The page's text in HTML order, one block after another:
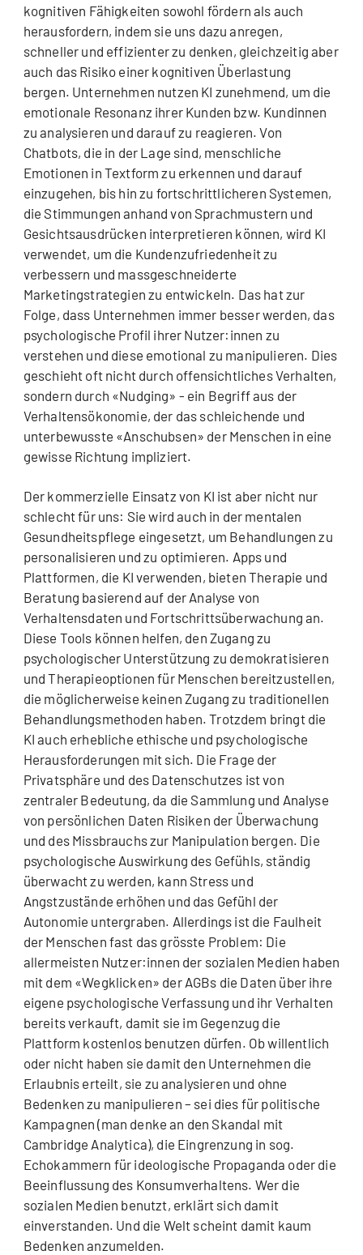
kognitiven Fähigkeiten sowohl fördern als auch
herausfordern, indem sie uns dazu anregen,
schneller und effizienter zu denken, gleichzeitig aber
auch das Risiko einer kognitiven Überlastung
bergen. Unternehmen nutzen KI zunehmend, um die
emotionale Resonanz ihrer Kunden bzw. Kundinnen
zu analysieren und darauf zu reagieren. Von
Chatbots, die in der Lage sind, menschliche
Emotionen in Textform zu erkennen und darauf
einzugehen, bis hin zu fortschrittlicheren Systemen,
die Stimmungen anhand von Sprachmustern und
Gesichtsausdrücken interpretieren können, wird KI
verwendet, um die Kundenzufriedenheit zu
verbessern und massgeschneiderte
Marketingstrategien zu entwickeln. Das hat zur
Folge, dass Unternehmen immer besser werden, das
psychologische Profil ihrer Nutzer:innen zu
verstehen und diese emotional zu manipulieren. Dies
geschieht oft nicht durch offensichtliches Verhalten,
sondern durch «Nudging» - ein Begriff aus der
Verhaltensökonomie, der das schleichende und
unterbewusste «Anschubsen» der Menschen in eine
gewisse Richtung impliziert.
Der kommerzielle Einsatz von KI ist aber nicht nur
schlecht für uns: Sie wird auch in der mentalen
Gesundheitspflege eingesetzt, um Behandlungen zu
personalisieren und zu optimieren. Apps und
Plattformen, die KI verwenden, bieten Therapie und
Beratung basierend auf der Analyse von
Verhaltensdaten und Fortschrittsüberwachung an.
Diese Tools können helfen, den Zugang zu
psychologischer Unterstützung zu demokratisieren
und Therapieoptionen für Menschen bereitzustellen,
die möglicherweise keinen Zugang zu traditionellen
Behandlungsmethoden haben. Trotzdem bringt die
KI auch erhebliche ethische und psychologische
Herausforderungen mit sich. Die Frage der
Privatsphäre und des Datenschutzes ist von
zentraler Bedeutung, da die Sammlung und Analyse
von persönlichen Daten Risiken der Überwachung
und des Missbrauchs zur Manipulation bergen. Die
psychologische Auswirkung des Gefühls, ständig
überwacht zu werden, kann Stress und
Angstzustände erhöhen und das Gefühl der
Autonomie untergraben. Allerdings ist die Faulheit
der Menschen fast das grösste Problem: Die
allermeisten Nutzer:innen der sozialen Medien haben
mit dem «Wegklicken» der AGBs die Daten über ihre
eigene psychologische Verfassung und ihr Verhalten
bereits verkauft, damit sie im Gegenzug die
Plattform kostenlos benutzen dürfen. Ob willentlich
oder nicht haben sie damit den Unternehmen die
Erlaubnis erteilt, sie zu analysieren und ohne
Bedenken zu manipulieren – sei dies für politische
Kampagnen (man denke an den Skandal mit
Cambridge Analytica), die Eingrenzung in sog.
Echokammern für ideologische Propaganda oder die
Beeinflussung des Konsumverhaltens. Wer die
sozialen Medien benutzt, erklärt sich damit
einverstanden. Und die Welt scheint damit kaum
Bedenken anzumelden.